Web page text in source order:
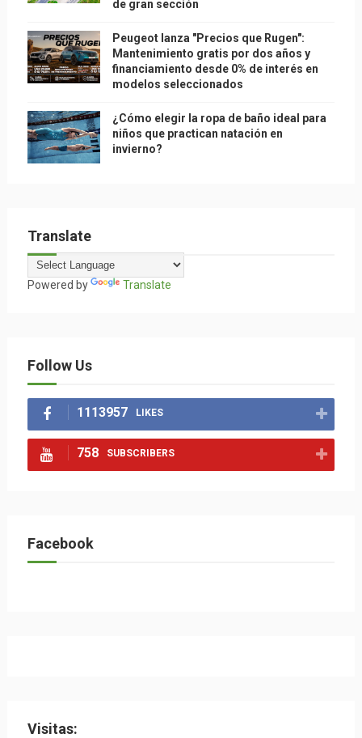
de gran sección
Peugeot lanza "Precios que Rugen":
Mantenimiento gratis por dos años y
financiamiento desde 0% de interés en
modelos seleccionados
¿Cómo elegir la ropa de baño ideal para
niños que practican natación en
invierno?
Translate
Powered by Translate
Follow Us
1113957 LIKES
758 SUBSCRIBERS
Facebook
Visitas: